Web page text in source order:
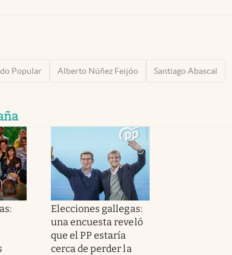
Popular Alberto Núñez Feijóo Santiago Abascal
Elecciones gallegas:
una encuesta reveló
que el PP estaría
cerca de perder la